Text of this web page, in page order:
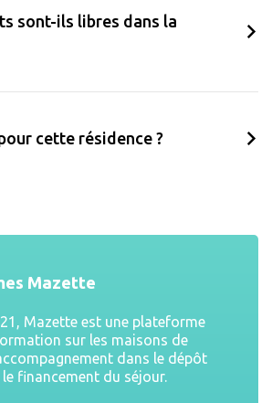
sont-ils libres dans la
cette résidence ?
Mazette
Mazette est une plateforme
sur les maisons de
dans le dépôt
financement du séjour.